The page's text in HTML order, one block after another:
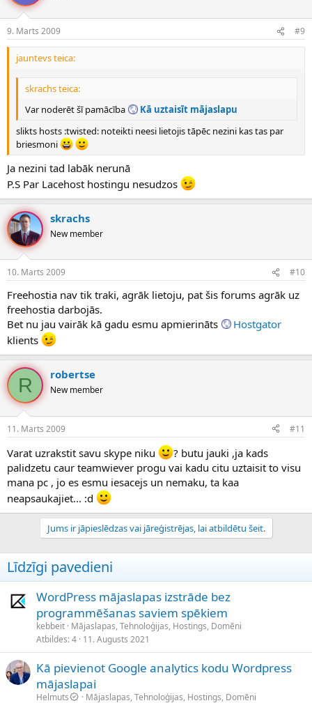
9. Marts 2009 #9
jauntevs teica:
skrachs teica:
Var noderēt šī pamācība
Kā uztaisīt mājaslapu
slikts hosts :twisted: noteikti neesi lietojis tāpēc nezini kas tas par
briesmoni
Ja nezini tad labāk nerunā
P.S Par Lacehost hostingu nesudzos
skrachs
New member
10. Marts 2009 #10
Freehostia nav tik traki, agrāk lietoju, pat šis forums agrāk uz
freehostia darbojās.
Bet nu jau vairāk kā gadu esmu apmierināts
Hostgator
klients
R robertse
New member
11. Marts 2009 #11
Varat uzrakstit savu skype niku
? butu jauki ,ja kads
palidzetu caur teamwiever progu vai kadu citu uztaisit to visu
mana pc , jo es esmu iesacejs un nemaku, ta kaa
neapsaukajiet... :d
Jums ir jāpieslēdzas vai jāreģistrējas, lai atbildētu šeit.
Līdzīgi pavedieni
WordPress mājaslapas izstrāde bez
programmēšanas saviem spēkiem
kebbeit Mājaslapas, Tehnoloģijas, Hostings, Domēni
Atbildes 4 11. Augusts 2021
Kā pievienot Google analytics kodu Wordpress
mājaslapai
Helmuts Mājaslapas, Tehnoloģijas, Hostings, Domēni